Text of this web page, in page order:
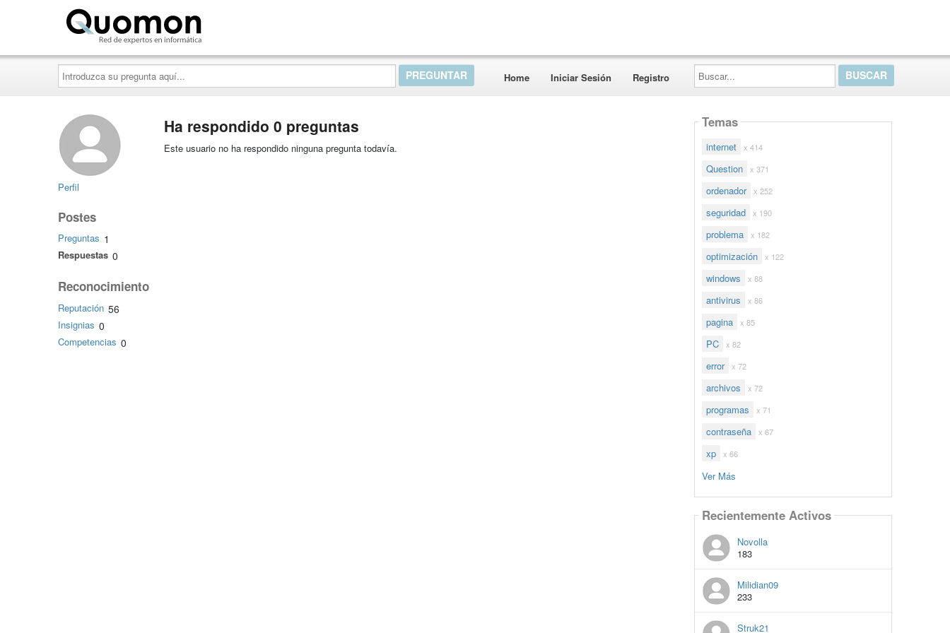
Introduzca
su
pregunta
aquí...
Home Iniciar Sesión Registro
Buscar...
Perfil
Postes
Preguntas 1
Respuestas 0
Reconocimiento
Reputación 56
Insignias 0
Competencias 0
Ha respondido 0 preguntas
Este usuario no ha respondido ninguna pregunta todavía.
Temas
internet x 414
Question x 371
ordenador x 252
seguridad x 190
problema x 182
optimización x 122
windows x 88
antivirus x 86
pagina x 85
PC x 82
error x 72
archivos x 72
programas x 71
contraseña x 67
xp x 66
Ver Más
Recientemente Activos
Novolla
183
Milidian09
233
Struk21